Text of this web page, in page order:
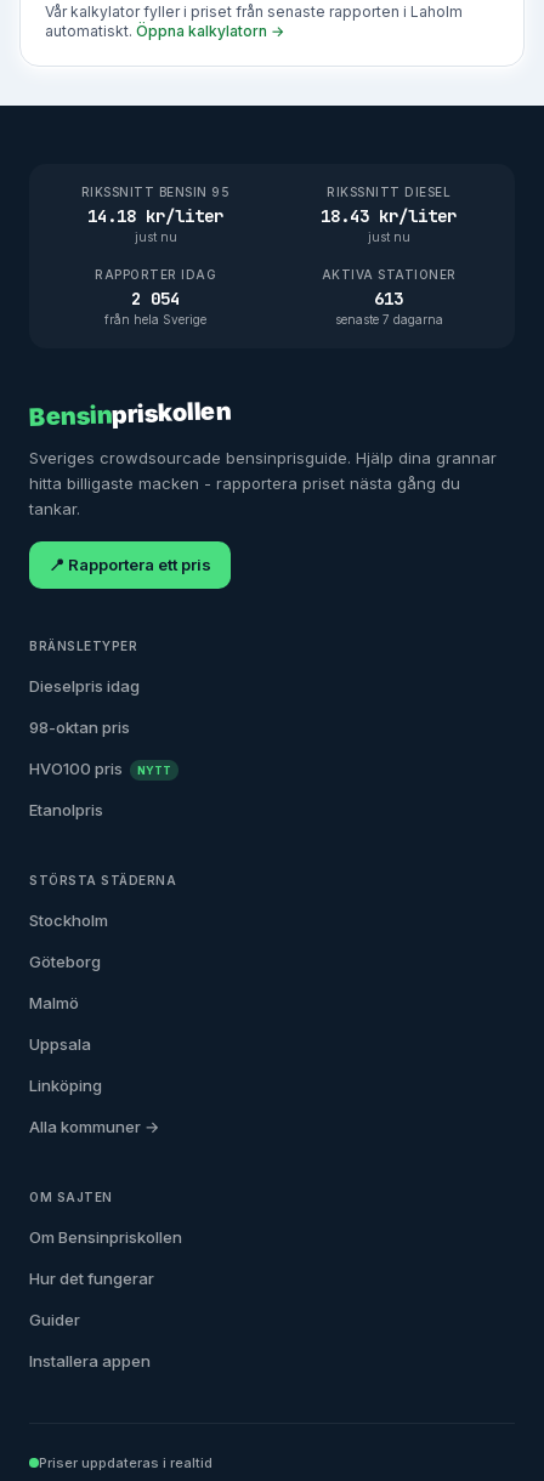
Vår kalkylator fyller i priset från senaste rapporten i Laholm
automatiskt. Öppna kalkylatorn →
RIKSSNITT BENSIN 95
14.18 kr/liter
just nu
RIKSSNITT DIESEL
18.43 kr/liter
just nu
RAPPORTER IDAG
2 054
från hela Sverige
AKTIVA STATIONER
613
senaste 7 dagarna
Bensinpriskollen
Sveriges crowdsourcade bensinprisguide. Hjälp dina grannar
hitta billigaste macken - rapportera priset nästa gång du
tankar.
📍 Rapportera ett pris
BRÄNSLETYPER
Dieselpris idag
98-oktan pris
HVO100 pris NYTT
Etanolpris
STÖRSTA STÄDERNA
Stockholm
Göteborg
Malmö
Uppsala
Linköping
Alla kommuner →
OM SAJTEN
Om Bensinpriskollen
Hur det fungerar
Guider
Installera appen
Priser uppdateras i realtid